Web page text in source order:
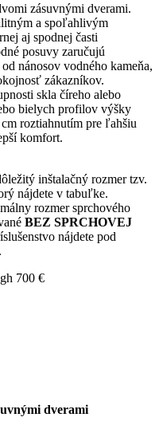
zásuvnými dverami.
a spoľahlivým
aj spodnej časti
posuvy zaručujú
nánosov vodného kameňa,
zákazníkov.
skla číreho alebo
bielych profilov výšky
roztiahnutím pre ľahšiu
komfort.
inštalačný rozmer tzv.
nájdete v tabuľke.
rozmer sprchového
BEZ SPRCHOVEJ
nájdete pod
700 €
dverami